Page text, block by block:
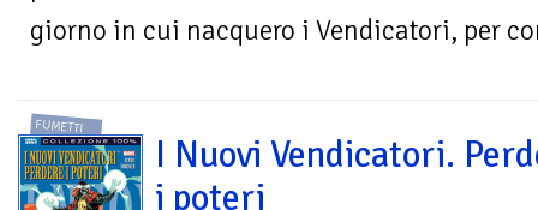
giorno in cui nacquero i Vendicatori, per
FUMETTI
I Nuovi Vendicatori.
i poteri